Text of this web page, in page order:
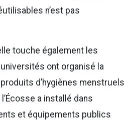
n’est pas
touche également les
ont organisé la
d’hygiènes menstruels
a installé dans
et équipements publics